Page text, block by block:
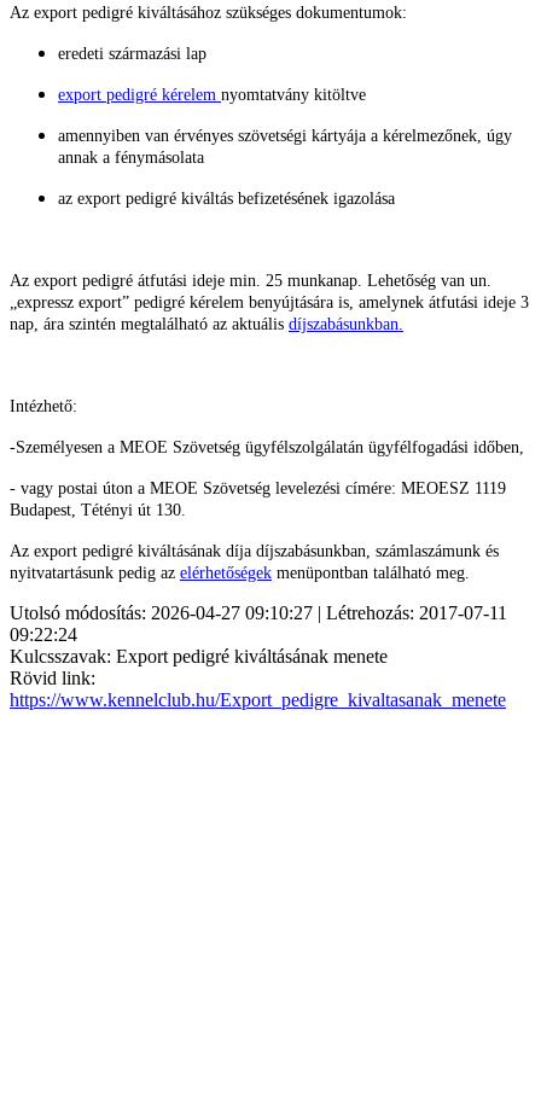
Az export pedigré kiváltásához szükséges dokumentumok:
eredeti származási lap
export pedigré kérelem nyomtatvány kitöltve
amennyiben van érvényes szövetségi kártyája a kérelmezőnek, úgy
annak a fénymásolata
az export pedigré kiváltás befizetésének igazolása
Az export pedigré átfutási ideje min. 25 munkanap. Lehetőség van un.
„expressz export” pedigré kérelem benyújtására is, amelynek átfutási ideje 3
nap, ára szintén megtalálható az aktuális díjszabásunkban.
Intézhető:
-Személyesen a MEOE Szövetség ügyfélszolgálatán ügyfélfogadási időben,
- vagy postai úton a MEOE Szövetség levelezési címére: MEOESZ 1119
Budapest, Tétényi út 130.
Az export pedigré kiváltásának díja díjszabásunkban, számlaszámunk és
nyitvatartásunk pedig az elérhetőségek menüpontban található meg.
Utolsó módosítás: 2026-04-27 09:10:27 | Létrehozás: 2017-07-11
09:22:24
Kulcsszavak: Export pedigré kiváltásának menete
Rövid link:
https://www.kennelclub.hu/Export_pedigre_kivaltasanak_menete